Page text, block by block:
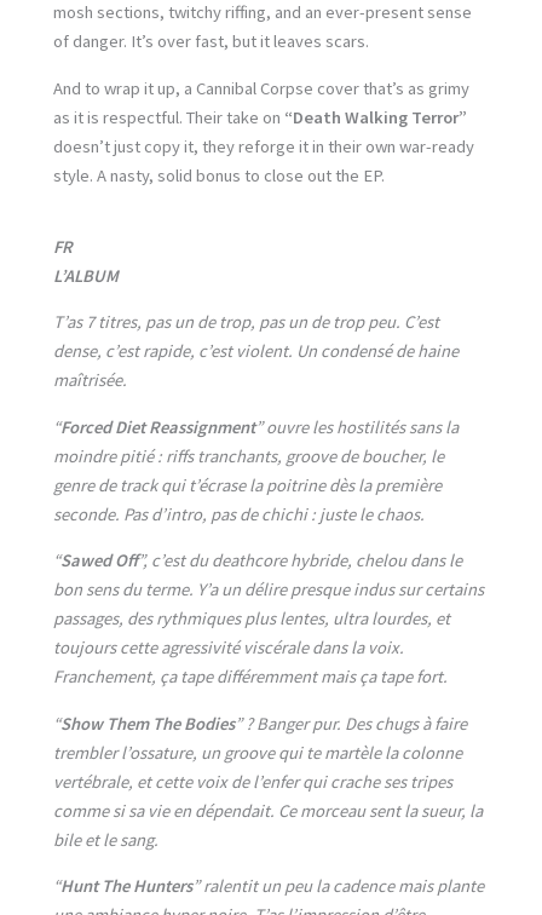
mosh sections, twitchy riffing, and an ever-present sense
of danger. It’s over fast, but it leaves scars.
And to wrap it up, a Cannibal Corpse cover that’s as grimy
as it is respectful. Their take on “Death Walking Terror”
doesn’t just copy it, they reforge it in their own war-ready
style. A nasty, solid bonus to close out the EP.
FR
L’ALBUM
T’as 7 titres, pas un de trop, pas un de trop peu. C’est
dense, c’est rapide, c’est violent. Un condensé de haine
maîtrisée.
“Forced Diet Reassignment” ouvre les hostilités sans la
moindre pitié : riffs tranchants, groove de boucher, le
genre de track qui t’écrase la poitrine dès la première
seconde. Pas d’intro, pas de chichi : juste le chaos.
“Sawed Off”, c’est du deathcore hybride, chelou dans le
bon sens du terme. Y’a un délire presque indus sur certains
passages, des rythmiques plus lentes, ultra lourdes, et
toujours cette agressivité viscérale dans la voix.
Franchement, ça tape différemment mais ça tape fort.
“Show Them The Bodies” ? Banger pur. Des chugs à faire
trembler l’ossature, un groove qui te martèle la colonne
vertébrale, et cette voix de l’enfer qui crache ses tripes
comme si sa vie en dépendait. Ce morceau sent la sueur, la
bile et le sang.
“Hunt The Hunters” ralentit un peu la cadence mais plante